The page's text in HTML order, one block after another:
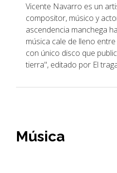
Vicente Navarro es un
compositor, músico y
ascendencia manchega
música cale de lleno
con único disco que
tierra", editado por El
Música